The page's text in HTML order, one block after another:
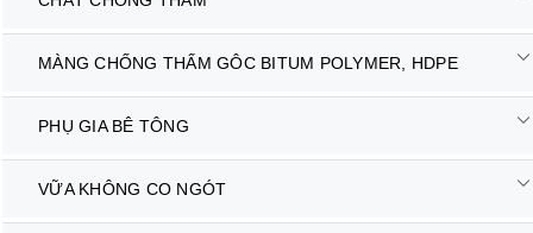
MÀNG CHỐNG THẤM GÔC BITUM POLYMER, HDPE
PHỤ GIA BÊ TÔNG
VỮA KHÔNG CO NGÓT